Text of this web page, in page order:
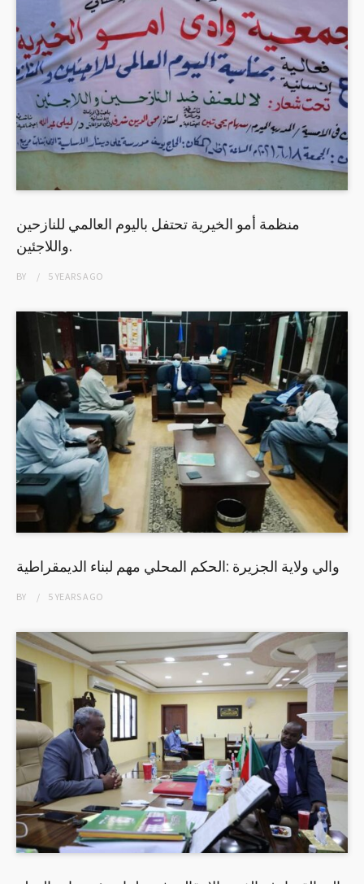
منظمة أمو الخيرية تحتفل باليوم العالمي للنازحين
واللاجئين.
BY 5 YEARSAGO
والي ولاية الجزيرة :الحكم المحلي مهم لبناء الديمقراطية
BY 5 YEARSAGO